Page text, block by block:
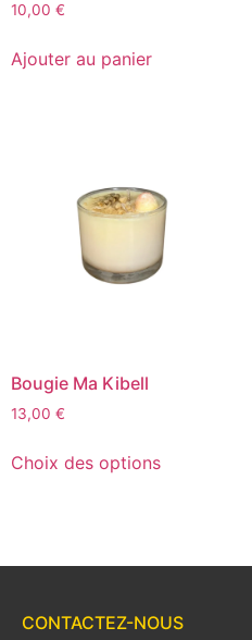
10,00 €
Ajouter au panier
Bougie Ma Kibell
13,00 €
Choix des options
CONTACTEZ-NOUS